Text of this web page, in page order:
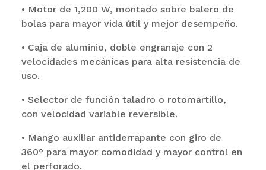
• Motor de 1,200 W, montado sobre balero de
bolas para mayor vida útil y mejor desempeño.
• Caja de aluminio, doble engranaje con 2
velocidades mecánicas para alta resistencia de
uso.
• Selector de función taladro o rotomartillo,
con velocidad variable reversible.
• Mango auxiliar antiderrapante con giro de
360° para mayor comodidad y mayor control en
el perforado.